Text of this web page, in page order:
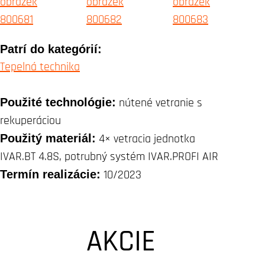
Patrí do kategórií:
Tepelná technika
Použité technológie: nútené vetranie s
rekuperáciou
Použitý materiál: 4× vetracia jednotka
IVAR.BT 4.8S, potrubný systém IVAR.PROFI AIR
Termín realizácie: 10/2023
AKCIE